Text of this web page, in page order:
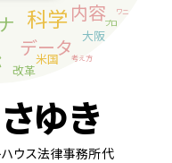
ゆき
ウス法律事務所代